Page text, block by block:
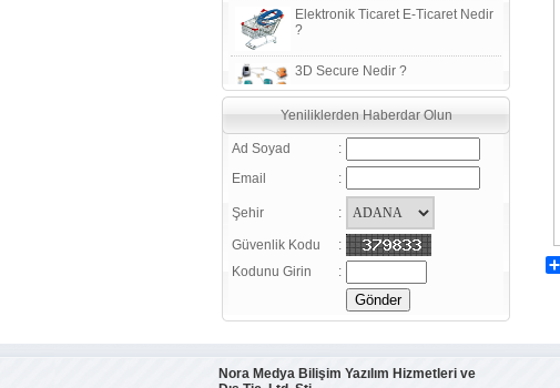
?
3D Secure Nedir ?
Sanal Pos Nedir?
Güvenlik sertifikaları ile ilgili bazı
kavram ve tanımlar
Analiz Kullanın
E-Ticaret (Elektronik Ticaret)
Yeniliklerden Haberdar Olun
Ad Soyad
:
Email
:
Şehir :
Güvenlik Kodu
:
Kodunu Girin
:
Nora Medya Bilişim Yazılım Hizmetleri ve